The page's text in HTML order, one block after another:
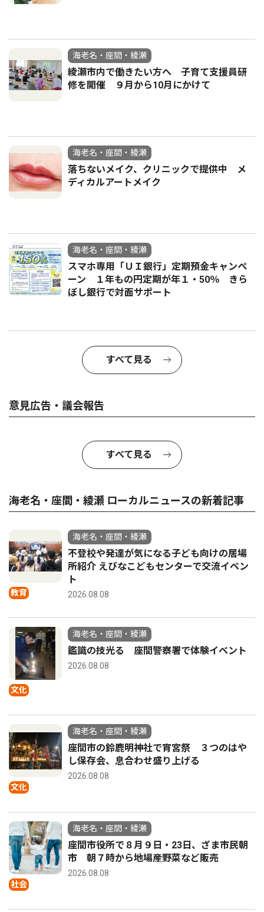
海老名・座間・綾瀬
綾瀬市内で働きたい方へ 子育て支援員研
修を開催 ９月から10月にかけて
海老名・座間・綾瀬
落ちないメイク、クリニックで提供中 メ
ディカルアートメイク
海老名・座間・綾瀬
スマホ専用「ＵＩ銀行」定期預金キャンペ
ーン １年もの円定期が年１・50％ きら
ぼし銀行で対面サポート
すべて見る
意見広告・議会報告
すべて見る
海老名・座間・綾瀬 ローカルニュースの新着記事
教育
海老名・座間・綾瀬
不登校や発達が気になる子ども向けの居場
所紹介 えびなこどもセンターで交流イベン
ト
2026.08.08
文化
海老名・座間・綾瀬
鑑識の技光る 座間警察署で体験イベント
2026.08.08
文化
海老名・座間・綾瀬
座間市の鈴鹿明神社で宵宮祭 ３つのはや
し保存会、息合わせ盛り上げる
2026.08.08
社会
海老名・座間・綾瀬
座間市役所で８月９日・23日、ざま市民朝
市 朝７時から地場産野菜など販売
2026.08.08